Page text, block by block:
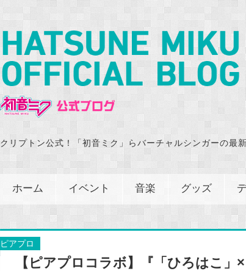
クリプトン公式！「初音ミク」らバーチャルシンガーの最
ホーム イベント 音楽 グッズ
ピアプロ
【ピアプロコラボ】『「ひろはこ」